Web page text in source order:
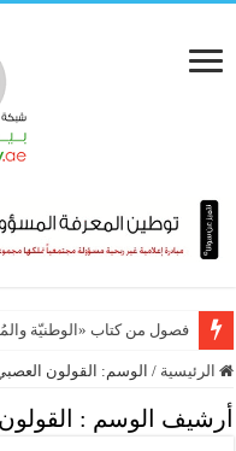
فصول من كتاب «الوطنيّة
الرئيسية / الوسم: القولون
أرشيف الوسم :